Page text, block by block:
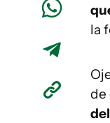
la
de